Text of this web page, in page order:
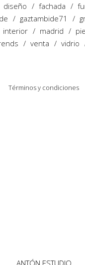
diseño fachada
gaztambide71
interior madrid
venta vidrio
Términos y condiciones
ANTÓN ESTUDIO